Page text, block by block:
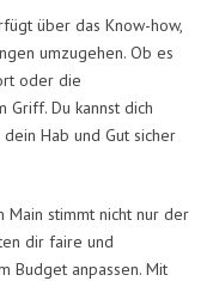
über das Know-how,
umzugehen. Ob es
oder die
Du kannst dich
Hab und Gut sicher
Main stimmt nicht nur der
dir faire und
Budget anpassen. Mit